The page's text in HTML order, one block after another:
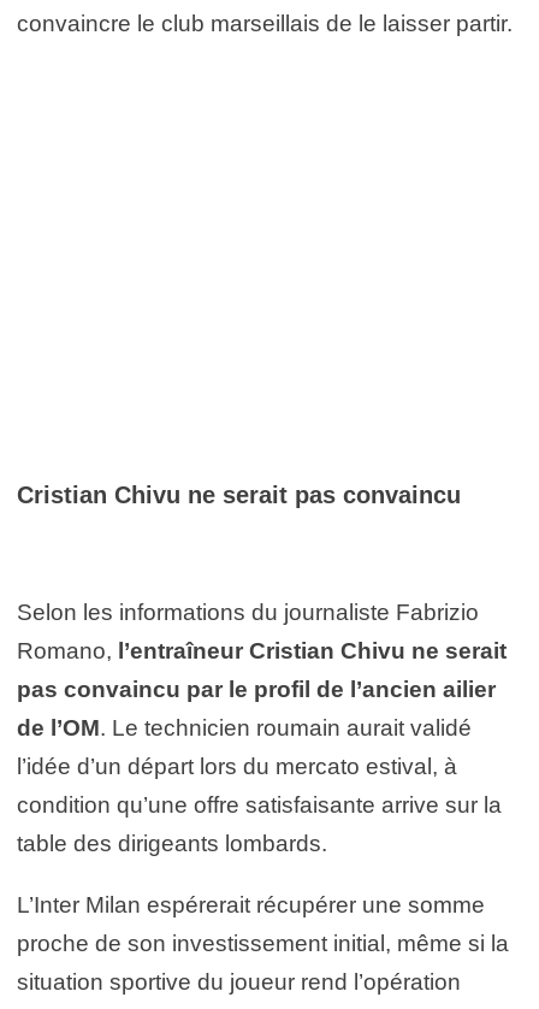
convaincre le club marseillais de le laisser partir.
Cristian Chivu ne serait pas convaincu
Selon les informations du journaliste Fabrizio
Romano, l’entraîneur Cristian Chivu ne serait
pas convaincu par le profil de l’ancien ailier
de l’OM. Le technicien roumain aurait validé
l’idée d’un départ lors du mercato estival, à
condition qu’une offre satisfaisante arrive sur la
table des dirigeants lombards.
L’Inter Milan espérerait récupérer une somme
proche de son investissement initial, même si la
situation sportive du joueur rend l’opération